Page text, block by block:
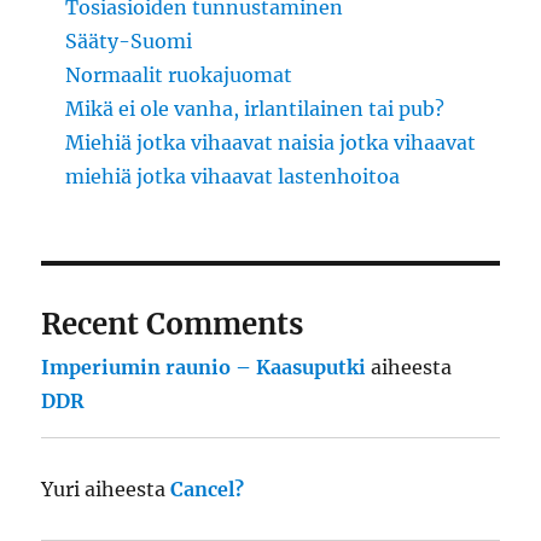
Tosiasioiden tunnustaminen
Sääty-Suomi
Normaalit ruokajuomat
Mikä ei ole vanha, irlantilainen tai pub?
Miehiä jotka vihaavat naisia jotka vihaavat
miehiä jotka vihaavat lastenhoitoa
Recent Comments
Imperiumin raunio – Kaasuputki aiheesta
DDR
Yuri aiheestaCancel?